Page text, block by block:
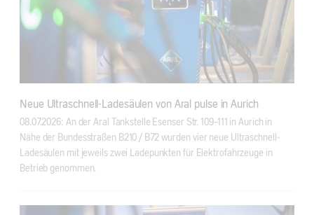
Neue Ultraschnell-Ladesäulen von Aral pulse in Aurich
08.07.2026: An der Aral Tankstelle Esenser Str. 109-111 in Aurich in
Nähe der Bundesstraßen B210 / B72 wurden vier neue Ultraschnell-
Ladesäulen mit jeweils zwei Ladepunkten für Elektrofahrzeuge in
Betrieb genommen.